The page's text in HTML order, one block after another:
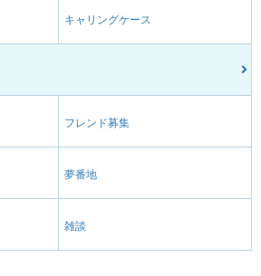
キャリングケース
フレンド募集
夢番地
雑談